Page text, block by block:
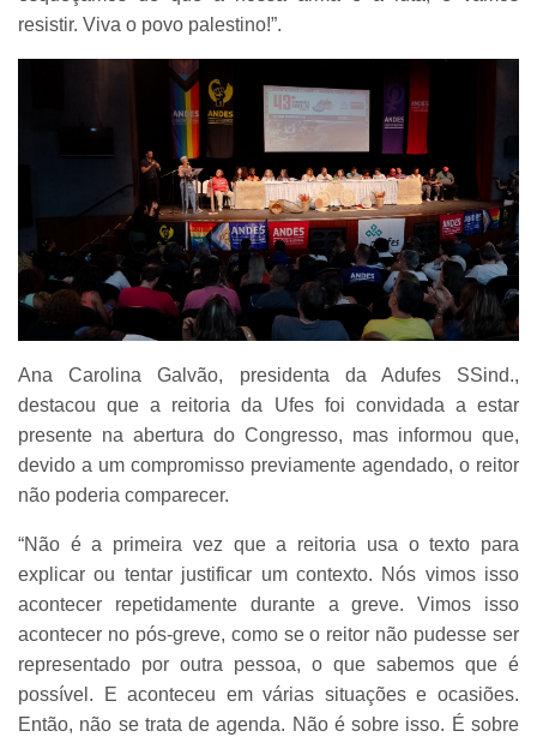
resistir. Viva o povo palestino!”.
Ana Carolina Galvão, presidenta da Adufes SSind.,
destacou que a reitoria da Ufes foi convidada a estar
presente na abertura do Congresso, mas informou que,
devido a um compromisso previamente agendado, o reitor
não poderia comparecer.
“Não é a primeira vez que a reitoria usa o texto para
explicar ou tentar justificar um contexto. Nós vimos isso
acontecer repetidamente durante a greve. Vimos isso
acontecer no pós-greve, como se o reitor não pudesse ser
representado por outra pessoa, o que sabemos que é
possível. E aconteceu em várias situações e ocasiões.
Então, não se trata de agenda. Não é sobre isso. É sobre